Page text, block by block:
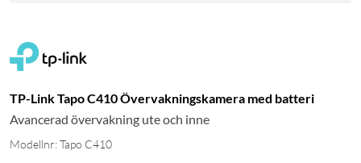
TP-Link Tapo C410 Övervakningskamera med batteri
Avancerad övervakning ute och inne
Modellnr: Tapo C410